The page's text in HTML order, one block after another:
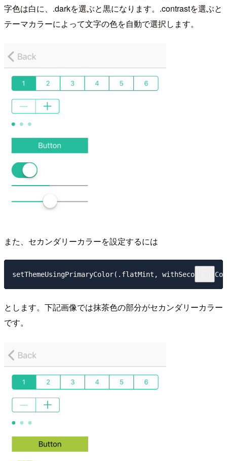
字色は白に、.darkを選ぶと黒になります。.contrastを選ぶと
テーマカラーによって文字の色を自動で選択します。
また、セカンダリーカラーを設定するには
とします。下記画像では抹茶色の部分がセカンダリーカラー
です。